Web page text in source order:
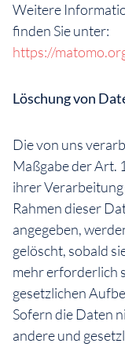
Weitere
finden Sie unter:
https://
Löschung von
Die von uns
Maßgabe der Art.
ihrer
Rahmen dieser
angegeben,
gelöscht, sobald
mehr erforderlich
gesetzlichen
Sofern die Daten
andere und